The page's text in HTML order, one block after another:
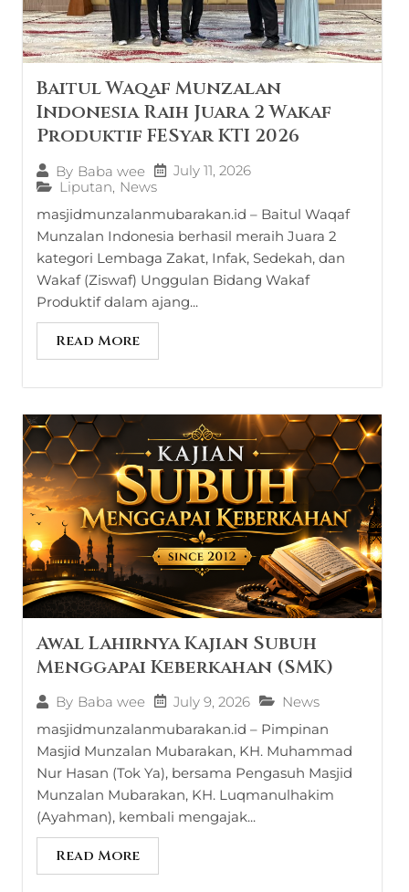
Baitul Waqaf Munzalan
Indonesia Raih Juara 2 Wakaf
Produktif FESyar KTI 2026
By Baba wee
July 11, 2026
Liputan, News
masjidmunzalanmubarakan.id – Baitul Waqaf
Munzalan Indonesia berhasil meraih Juara 2
kategori Lembaga Zakat, Infak, Sedekah, dan
Wakaf (Ziswaf) Unggulan Bidang Wakaf
Produktif dalam ajang...
Read More
Awal Lahirnya Kajian Subuh
Menggapai Keberkahan (SMK)
By Baba wee July 9, 2026
News
masjidmunzalanmubarakan.id – Pimpinan
Masjid Munzalan Mubarakan, KH. Muhammad
Nur Hasan (Tok Ya), bersama Pengasuh Masjid
Munzalan Mubarakan, KH. Luqmanulhakim
(Ayahman), kembali mengajak...
Read More